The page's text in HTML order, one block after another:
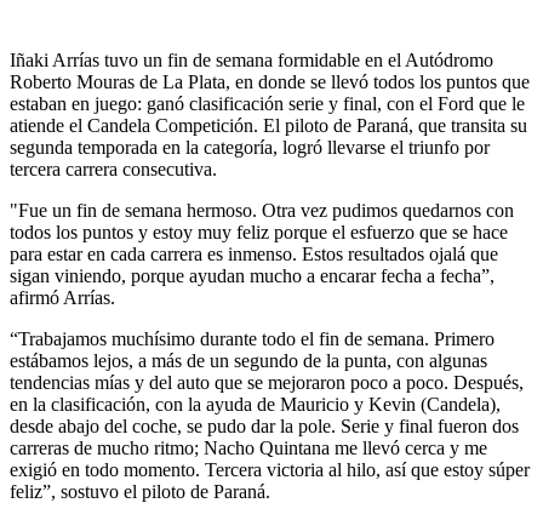
Iñaki Arrías tuvo un fin de semana formidable en el Autódromo
Roberto Mouras de La Plata, en donde se llevó todos los puntos que
estaban en juego: ganó clasificación serie y final, con el Ford que le
atiende el Candela Competición. El piloto de Paraná, que transita su
segunda temporada en la categoría, logró llevarse el triunfo por
tercera carrera consecutiva.
"Fue un fin de semana hermoso. Otra vez pudimos quedarnos con
todos los puntos y estoy muy feliz porque el esfuerzo que se hace
para estar en cada carrera es inmenso. Estos resultados ojalá que
sigan viniendo, porque ayudan mucho a encarar fecha a fecha”,
afirmó Arrías.
“Trabajamos muchísimo durante todo el fin de semana. Primero
estábamos lejos, a más de un segundo de la punta, con algunas
tendencias mías y del auto que se mejoraron poco a poco. Después,
en la clasificación, con la ayuda de Mauricio y Kevin (Candela),
desde abajo del coche, se pudo dar la pole. Serie y final fueron dos
carreras de mucho ritmo; Nacho Quintana me llevó cerca y me
exigió en todo momento. Tercera victoria al hilo, así que estoy súper
feliz”, sostuvo el piloto de Paraná.